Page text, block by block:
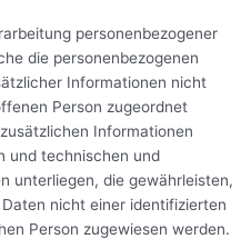
personenbezogener
die personenbezogenen
Informationen nicht
Person zugeordnet
Informationen
und technischen und
unterliegen, die gewährleisten,
nicht einer identifizierten
Person zugewiesen werden.